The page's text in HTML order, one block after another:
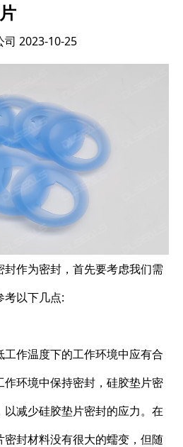
司 2023-10-25
作为密封，首先要考虑我们需
考以下几点:
作温度下的工作环境中应有合
环境中保持密封，硅胶垫片密
减少硅胶垫片密封的应力。在
封材料没有很大的蠕变，但随